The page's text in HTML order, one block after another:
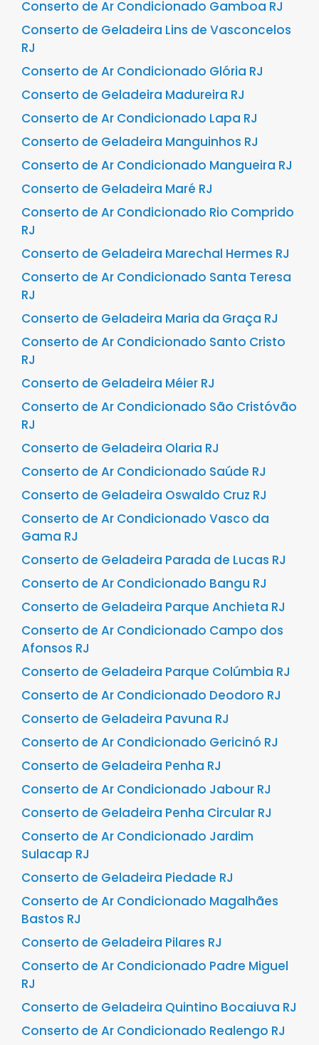
Conserto de Ar Condicionado Gamboa RJ
Conserto de Geladeira Lins de Vasconcelos
RJ
Conserto de Ar Condicionado Glória RJ
Conserto de Geladeira Madureira RJ
Conserto de Ar Condicionado Lapa RJ
Conserto de Geladeira Manguinhos RJ
Conserto de Ar Condicionado Mangueira RJ
Conserto de Geladeira Maré RJ
Conserto de Ar Condicionado Rio Comprido
RJ
Conserto de Geladeira Marechal Hermes RJ
Conserto de Ar Condicionado Santa Teresa
RJ
Conserto de Geladeira Maria da Graça RJ
Conserto de Ar Condicionado Santo Cristo
RJ
Conserto de Geladeira Méier RJ
Conserto de Ar Condicionado São Cristóvão
RJ
Conserto de Geladeira Olaria RJ
Conserto de Ar Condicionado Saúde RJ
Conserto de Geladeira Oswaldo Cruz RJ
Conserto de Ar Condicionado Vasco da
Gama RJ
Conserto de Geladeira Parada de Lucas RJ
Conserto de Ar Condicionado Bangu RJ
Conserto de Geladeira Parque Anchieta RJ
Conserto de Ar Condicionado Campo dos
Afonsos RJ
Conserto de Geladeira Parque Colúmbia RJ
Conserto de Ar Condicionado Deodoro RJ
Conserto de Geladeira Pavuna RJ
Conserto de Ar Condicionado Gericinó RJ
Conserto de Geladeira Penha RJ
Conserto de Ar Condicionado Jabour RJ
Conserto de Geladeira Penha Circular RJ
Conserto de Ar Condicionado Jardim
Sulacap RJ
Conserto de Geladeira Piedade RJ
Conserto de Ar Condicionado Magalhães
Bastos RJ
Conserto de Geladeira Pilares RJ
Conserto de Ar Condicionado Padre Miguel
RJ
Conserto de Geladeira Quintino Bocaiuva RJ
Conserto de Ar Condicionado Realengo RJ